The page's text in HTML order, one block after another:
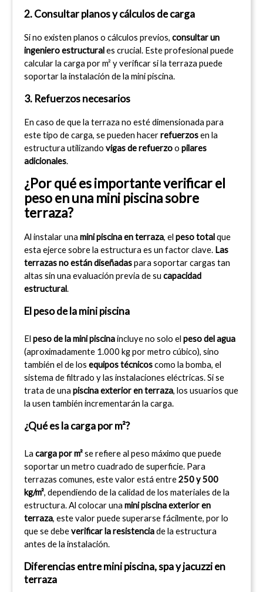
2. Consultar planos y cálculos de carga
Si no existen planos o cálculos previos, consultar un
ingeniero estructural es crucial. Este profesional puede
calcular la carga por m² y verificar si la terraza puede
soportar la instalación de la mini piscina.
3. Refuerzos necesarios
En caso de que la terraza no esté dimensionada para
este tipo de carga, se pueden hacer refuerzos en la
estructura utilizando vigas de refuerzo o pilares
adicionales.
¿Por qué es importante verificar el
peso en una mini piscina sobre
terraza?
Al instalar una mini piscina en terraza, el peso total que
esta ejerce sobre la estructura es un factor clave. Las
terrazas no están diseñadas para soportar cargas tan
altas sin una evaluación previa de su capacidad
estructural.
El peso de la mini piscina
El peso de la mini piscina incluye no solo el peso del agua
(aproximadamente 1.000 kg por metro cúbico), sino
también el de los equipos técnicos como la bomba, el
sistema de filtrado y las instalaciones eléctricas. Si se
trata de una piscina exterior en terraza, los usuarios que
la usen también incrementarán la carga.
¿Qué es la carga por m²?
La carga por m² se refiere al peso máximo que puede
soportar un metro cuadrado de superficie. Para
terrazas comunes, este valor está entre 250 y 500
kg/m², dependiendo de la calidad de los materiales de la
estructura. Al colocar una mini piscina exterior en
terraza, este valor puede superarse fácilmente, por lo
que se debe verificar la resistencia de la estructura
antes de la instalación.
Diferencias entre mini piscina, spa y jacuzzi en
terraza